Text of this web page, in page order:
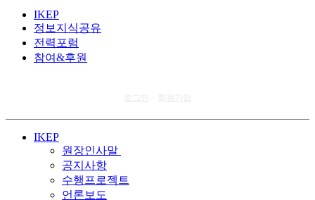
IKEP
정보지식공유
전력포럼
참여&후원
IKEP
원장인사말
공지사항
수행프로젝트
언론보도